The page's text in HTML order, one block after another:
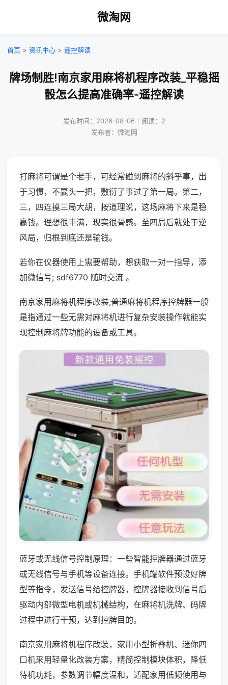
微淘网
首页 > 资讯中心 > 遥控解读
牌场制胜!南京家用麻将机程序改装_平稳摇
骰怎么提高准确率-遥控解读
发布时间：2026-08-06｜阅读：2
发布者：微淘网
打麻将可谓是个老手，可经常碰到麻将的斜乎事，出
于习惯，不赢头一把，敷衍了事过了第一局。第二，
三，四连摸三局大胡，按道理说，这场麻将下来是稳
赢钱。理想很丰满，现实很骨感。至四局后就处于逆
风局，归根到底还是输钱。
若你在仪器使用上需要帮助，想获取一对一指导，添
加微信号; sdf6770 随时交流 。
南京家用麻将机程序改装;普通麻将机程序控牌器一般
是指通过一些无需对麻将机进行复杂安装操作就能实
现控制麻将牌功能的设备或工具。
蓝牙或无线信号控制原理：一些智能控牌器通过蓝牙
或无线信号与手机等设备连接。手机端软件预设好牌
型等指令，发送信号给控牌器，控牌器接收到信号后
驱动内部微型电机或机械结构，在麻将机洗牌、码牌
过程中进行干预，达到控牌目的。
南京家用麻将机程序改装，家用小型折叠机、迷你四
口机采用轻量化改装方案，精简控制模块体积，降低
待机功耗，参数调节幅度温和，适配家用低频使用与